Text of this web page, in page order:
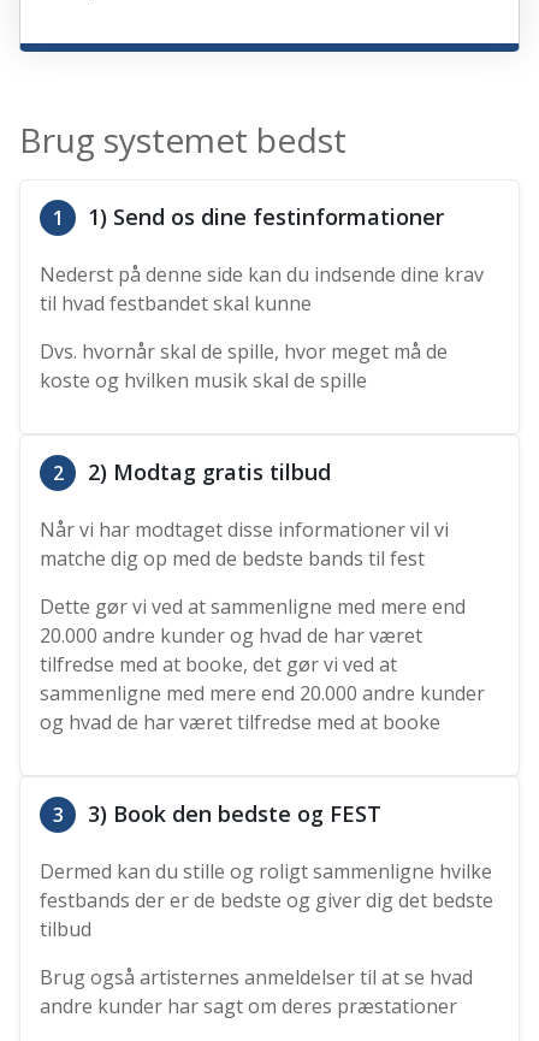
Brug systemet bedst
1 1) Send os dine festinformationer
Nederst på denne side kan du indsende dine krav
til hvad festbandet skal kunne
Dvs. hvornår skal de spille, hvor meget må de
koste og hvilken musik skal de spille
2 2) Modtag gratis tilbud
Når vi har modtaget disse informationer vil vi
matche dig op med de bedste bands til fest
Dette gør vi ved at sammenligne med mere end
20.000 andre kunder og hvad de har været
tilfredse med at booke, det gør vi ved at
sammenligne med mere end 20.000 andre kunder
og hvad de har været tilfredse med at booke
3 3) Book den bedste og FEST
Dermed kan du stille og roligt sammenligne hvilke
festbands der er de bedste og giver dig det bedste
tilbud
Brug også artisternes anmeldelser til at se hvad
andre kunder har sagt om deres præstationer